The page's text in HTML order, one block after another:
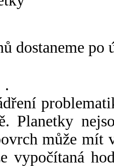
dostaneme po
.
Planetky
může mít
vypočítaná